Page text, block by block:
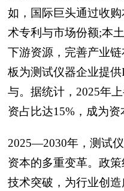
如，国际巨头通过收
术专利与市场份额;本
下游资源，完善产业
板为测试仪器企业提
与。据统计，2025年
资占比达15%，成为资
2025—2030年，测试
资本的多重变革。政
技术突破，为行业创